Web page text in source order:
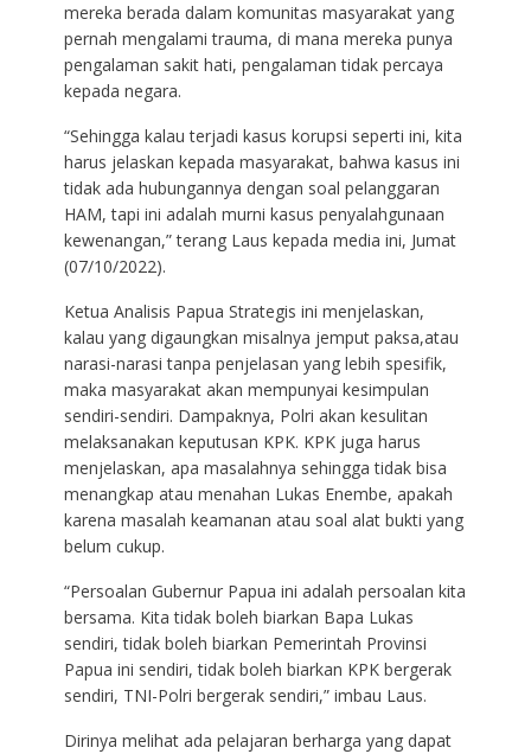
mereka berada dalam komunitas masyarakat yang
pernah mengalami trauma, di mana mereka punya
pengalaman sakit hati, pengalaman tidak percaya
kepada negara.
“Sehingga kalau terjadi kasus korupsi seperti ini, kita
harus jelaskan kepada masyarakat, bahwa kasus ini
tidak ada hubungannya dengan soal pelanggaran
HAM, tapi ini adalah murni kasus penyalahgunaan
kewenangan,” terang Laus kepada media ini, Jumat
(07/10/2022).
Ketua Analisis Papua Strategis ini menjelaskan,
kalau yang digaungkan misalnya jemput paksa,atau
narasi-narasi tanpa penjelasan yang lebih spesifik,
maka masyarakat akan mempunyai kesimpulan
sendiri-sendiri. Dampaknya, Polri akan kesulitan
melaksanakan keputusan KPK. KPK juga harus
menjelaskan, apa masalahnya sehingga tidak bisa
menangkap atau menahan Lukas Enembe, apakah
karena masalah keamanan atau soal alat bukti yang
belum cukup.
“Persoalan Gubernur Papua ini adalah persoalan kita
bersama. Kita tidak boleh biarkan Bapa Lukas
sendiri, tidak boleh biarkan Pemerintah Provinsi
Papua ini sendiri, tidak boleh biarkan KPK bergerak
sendiri, TNI-Polri bergerak sendiri,” imbau Laus.
Dirinya melihat ada pelajaran berharga yang dapat